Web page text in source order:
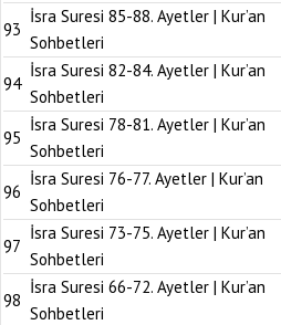
93
İsra Suresi 85-88. Ayetler | Kur’an
Sohbetleri
94
İsra Suresi 82-84. Ayetler | Kur’an
Sohbetleri
95
İsra Suresi 78-81. Ayetler | Kur’an
Sohbetleri
96
İsra Suresi 76-77. Ayetler | Kur’an
Sohbetleri
97
İsra Suresi 73-75. Ayetler | Kur’an
Sohbetleri
98
İsra Suresi 66-72. Ayetler | Kur’an
Sohbetleri